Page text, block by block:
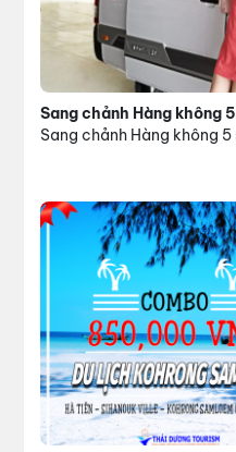
Sang chảnh Hàng không
Sang chảnh Hàng không